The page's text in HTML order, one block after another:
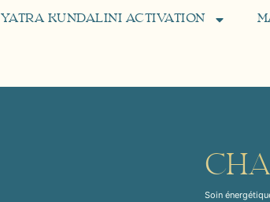
YATRA KUNDALINI ACTIVATION
Soin